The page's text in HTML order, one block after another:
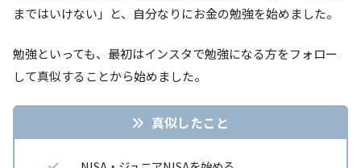
まではいけない」と、自分なりにお金の勉強を始めました。
勉強といっても、最初はインスタで勉強になる方をフォロー
して真似することから始めました。
真似したこと